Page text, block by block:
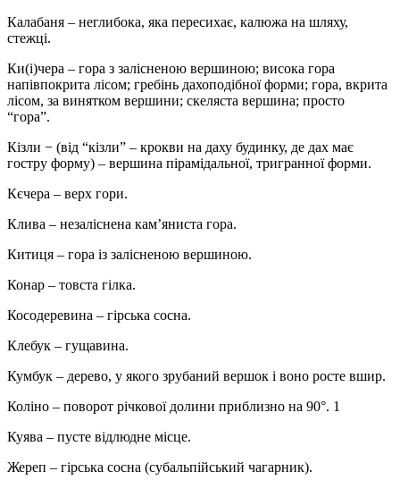
Калабаня – неглибока, яка пересихає, калюжа на шляху,
стежці.
Ки(і)чера – гора з залісненою вершиною; висока гора
напівпокрита лісом; гребінь дахоподібної форми; гора, вкрита
лісом, за винятком вершини; скеляста вершина; просто
“гора”.
Кізли − (від “кізли” – крокви на даху будинку, де дах має
гостру форму) – вершина пірамідальної, тригранної форми.
Кєчера – верх гори.
Клива – незаліснена кам’яниста гора.
Китиця – гора із залісненою вершиною.
Конар – товста гілка.
Косодеревина – гірська сосна.
Клебук – гущавина.
Кумбук – дерево, у якого зрубаний вершок і воно росте вшир.
Коліно – поворот річкової долини приблизно на 90°. 1
Куява – пусте відлюдне місце.
Жереп – гірська сосна (субальпійський чагарник).